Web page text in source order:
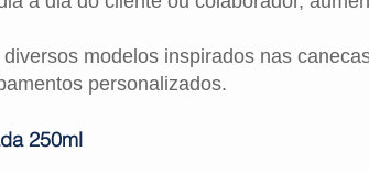
modelos inspirados nas
personalizados.
250ml